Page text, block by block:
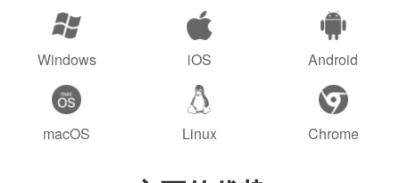
Windows iOS Android
macOS Linux Chrome